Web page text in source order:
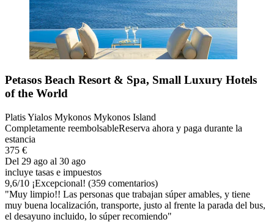
Petasos Beach Resort & Spa, Small Luxury Hotels
of the World
Platis Yialos Mykonos Mykonos Island
Completamente reembolsableReserva ahora y paga durante la
estancia
375 €
Del 29 ago al 30 ago
incluye tasas e impuestos
9,6/10 ¡Excepcional! (359 comentarios)
"Muy limpio!! Las personas que trabajan súper amables, y tiene
muy buena localización, transporte, justo al frente la parada del bus,
el desayuno incluido, lo súper recomiendo"